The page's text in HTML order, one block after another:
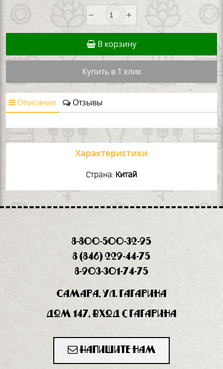
В корзину
Купить в 1 клик
Описание Отзывы
Характеристики
Страна: Китай
8-800-500-32-95
8 (846) 229-44-75
8-903-301-74-75
Самара, ул. Гагарина
дом 147, вход с Гагарина
Напишите нам